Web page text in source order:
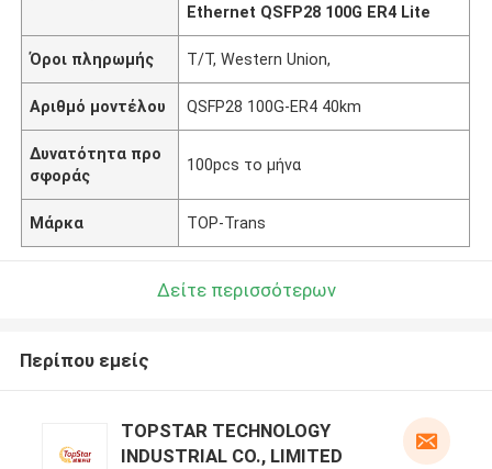
Ethernet QSFP28 100G ER4 Lite
Όροι πληρωμής T/T, Western Union,
Αριθμό μοντέλου QSFP28 100G-ER4 40km
Δυνατότητα προ
σφοράς
100pcs το μήνα
Μάρκα TOP-Trans
Δείτε περισσότερων
Περίπου εμείς
TOPSTAR TECHNOLOGY
INDUSTRIAL CO., LIMITED